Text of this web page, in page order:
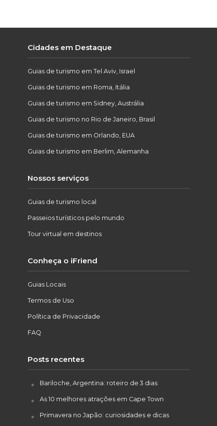
Cidades em Destaque
Guias de turismo em Tel Aviv, Israel
Guias de turismo em Roma, Itália
Guias de turismo em Sidney, Austrália
Guias de turismo no Rio de Janeiro, Brasil
Guias de turismo em Orlando, EUA
Guias de turismo em Berlim, Alemanha
Nossos serviços
Guias de turismo local
Passeios turísticos pelo mundo
Tour virtual em destinos
Conheça o iFriend
Guias Locais
Termos de Uso
Política de Privacidade
FAQ
Posts recentes
Bariloche, Argentina: roteiro de 3 dias
As 10 melhores atrações em Cape Town
Primavera no Japão: curiosidades e dicas